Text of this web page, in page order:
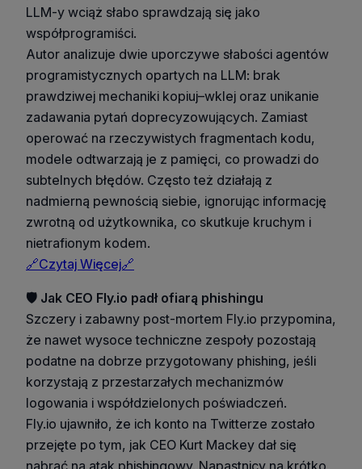
LLM-y wciąż słabo sprawdzają się jako
współprogramiści.
Autor analizuje dwie uporczywe słabości agentów
programistycznych opartych na LLM: brak
prawdziwej mechaniki kopiuj–wklej oraz unikanie
zadawania pytań doprecyzowujących. Zamiast
operować na rzeczywistych fragmentach kodu,
modele odtwarzają je z pamięci, co prowadzi do
subtelnych błędów. Często też działają z
nadmierną pewnością siebie, ignorując informację
zwrotną od użytkownika, co skutkuje kruchym i
nietrafionym kodem.
🔗Czytaj Więcej🔗
🛡️ Jak CEO Fly.io padł ofiarą phishingu
Szczery i zabawny post-mortem Fly.io przypomina,
że nawet wysoce techniczne zespoły pozostają
podatne na dobrze przygotowany phishing, jeśli
korzystają z przestarzałych mechanizmów
logowania i współdzielonych poświadczeń.
Fly.io ujawniło, że ich konto na Twitterze zostało
przejęte po tym, jak CEO Kurt Mackey dał się
nabrać na atak phishingowy. Napastnicy na krótko